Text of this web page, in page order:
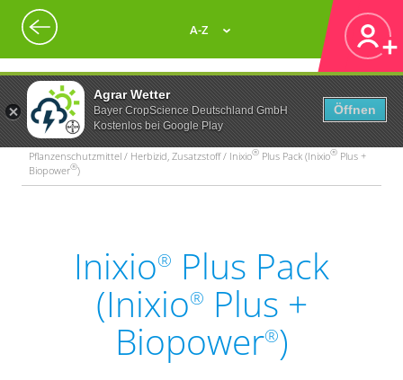
Agrar Wetter
Bayer CropScience Deutschland GmbH
Kostenlos bei Google Play
Öffnen
A-Z
Pflanzenschutzmittel / Herbizid, Zusatzstoff / Inixio® Plus Pack (Inixio® Plus +
Biopower®)
Inixio® Plus Pack
(Inixio® Plus +
Biopower®)